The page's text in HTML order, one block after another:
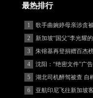
最热排行
1
歌手曲婉婷母亲涉贪
2
新加坡“国父”李光耀
3
朱镕基再登捐赠百杰
4
沈阳：“绝密文件”广
5
湖北司机醉驾被查 自
(图)
6
亚航印尼飞往新加坡